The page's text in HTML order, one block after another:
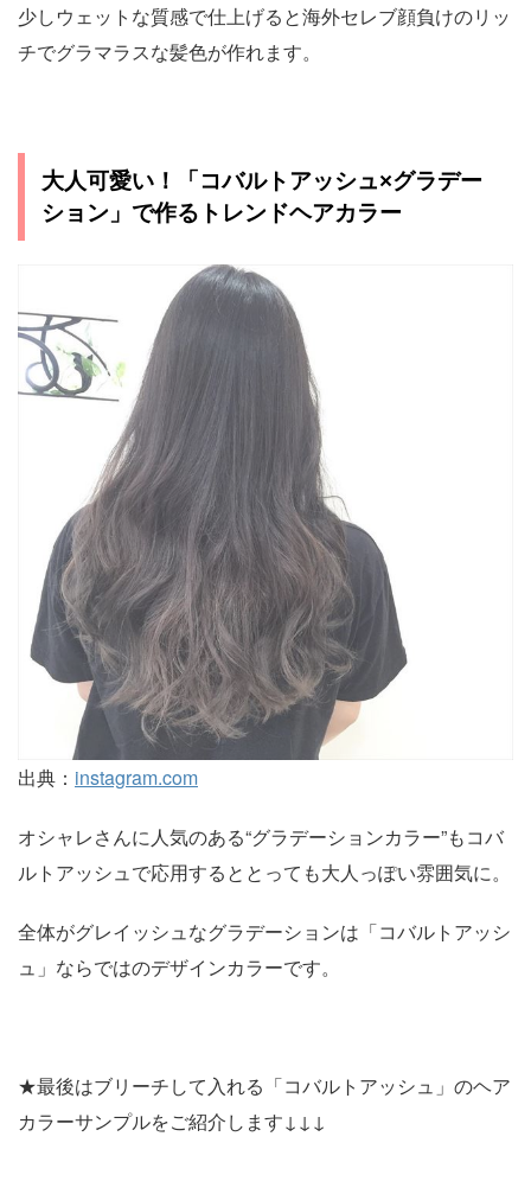
少しウェットな質感で仕上げると海外セレブ顔負けのリッ
チでグラマラスな髪色が作れます。
大人可愛い！「コバルトアッシュ×グラデー
ション」で作るトレンドヘアカラー
出典： instagram.com
オシャレさんに人気のある“グラデーションカラー”もコバ
ルトアッシュで応用するととっても大人っぽい雰囲気に。
全体がグレイッシュなグラデーションは「コバルトアッシ
ュ」ならではのデザインカラーです。
★最後はブリーチして入れる「コバルトアッシュ」のヘア
カラーサンプルをご紹介します↓↓↓